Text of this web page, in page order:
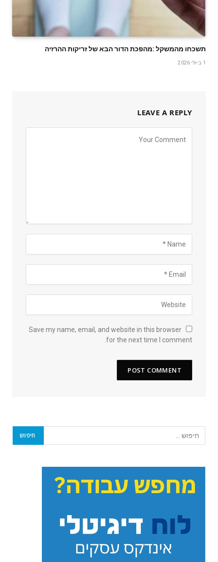
תשכחו‭ ‬מהמשקל‭: ‬מהפכת‭ ‬הדור‭ ‬הבא‭ ‬של‭ ‬זריקות‭ ‬ההרזיה
1 ביולי 2026
LEAVE A REPLY
Save my name, email, and website in this browser
for the next time I comment.